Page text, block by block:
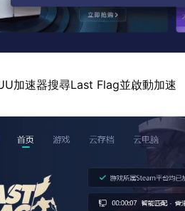
加速器搜尋Last Flag並啟動加速